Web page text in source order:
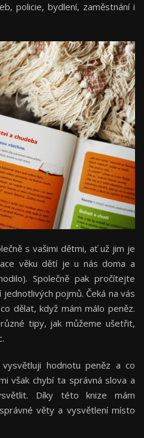
policie, bydlení, zaměstnání i
s vašimi dětmi, ať už jim je
věku dětí je u nás doma a
Společně pak pročítejte
pojmů. Čeká na vás
dělat, když mám málo peněz.
tipy, jak můžeme ušetřit,
hodnotu peněz a co
však chybí ta správná slova a
Díky této knize mám
věty a vysvětlení místo